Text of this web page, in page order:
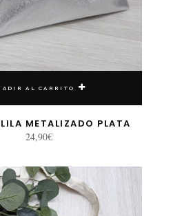
AL CARRITO
METALIZADO PLATA
24,90€